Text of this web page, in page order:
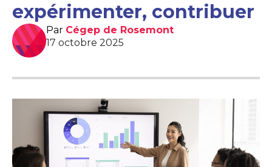
expérimenter, contribuer
Par Cégep de Rosemont
17 octobre 2025